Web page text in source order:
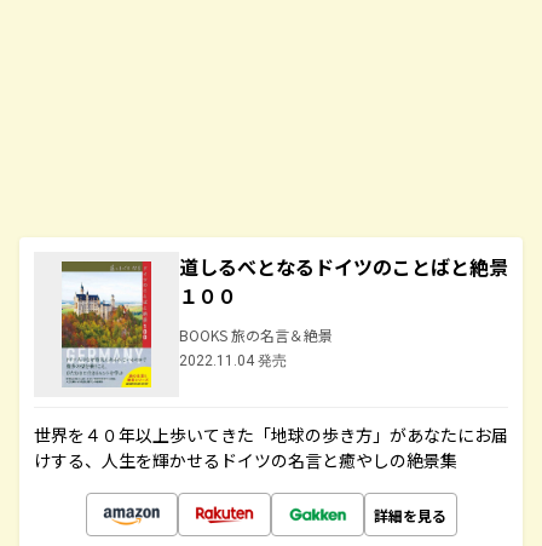
道しるべとなるドイツのことばと絶景
１００
BOOKS 旅の名言＆絶景
2022.11.04 発売
世界を４０年以上歩いてきた「地球の歩き方」があなたにお届
けする、人生を輝かせるドイツの名言と癒やしの絶景集
詳細を見る